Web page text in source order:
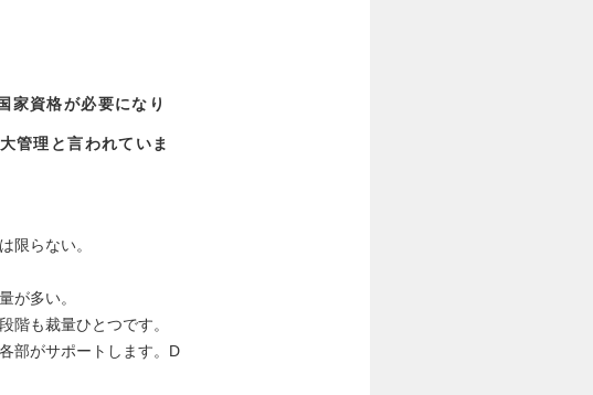
家資格が必要になり
管理と言われていま
限らない。
が多い。
階も裁量ひとつです。
がサポートします。D